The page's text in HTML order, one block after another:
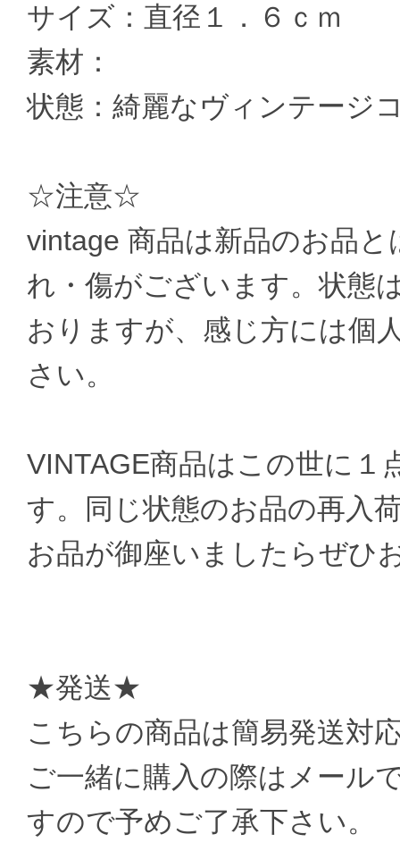
サイズ：直径１．６ｃｍ
素材：
状態：綺麗なヴィンテージ
☆注意☆
vintage 商品は新品のお品
れ・傷がございます。状態
おりますが、感じ方には個
さい。
VINTAGE商品はこの世に１
す。同じ状態のお品の再入
お品が御座いましたらぜひ
★発送★
こちらの商品は簡易発送対
ご一緒に購入の際はメール
すので予めご了承下さい。